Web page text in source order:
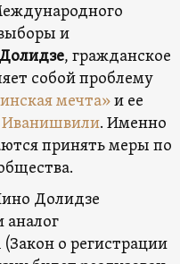
и
, гражданское
собой проблему
мечта»и ее
Иванишвили. Именно
принять меры по
Долидзе
аналог
(Закон о регистрации